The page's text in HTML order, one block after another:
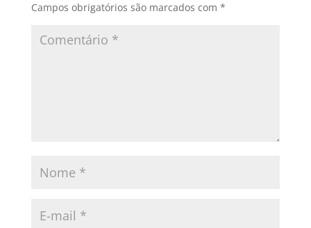
Campos obrigatórios são marcados com *